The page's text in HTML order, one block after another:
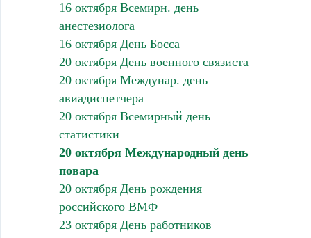
16 октября Всемирн. день
анестезиолога
16 октября День Босса
20 октября День военного связиста
20 октября Междунар. день
авиадиспетчера
20 октября Всемирный день
статистики
20 октября Международный день
повара
20 октября День рождения
российского ВМФ
23 октября День работников